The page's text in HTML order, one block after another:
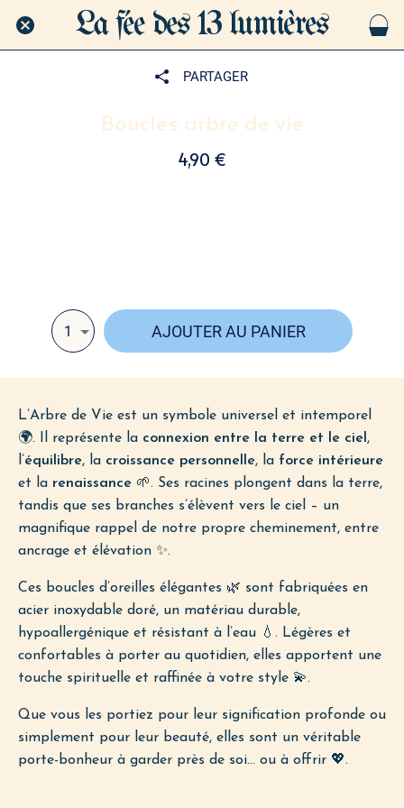
La fée des 13 lumières
PARTAGER
Boucles arbre de vie
4,90 €
1 AJOUTER AU PANIER
L’Arbre de Vie est un symbole universel et intemporel
🌍. Il représente la connexion entre la terre et le ciel ,
l’équilibre, la croissance personnelle, la force intérieure
et la renaissance 🌱. Ses racines plongent dans la terre,
tandis que ses branches s’élèvent vers le ciel – un
magnifique rappel de notre propre cheminement, entre
ancrage et élévation ✨.
Ces boucles d’oreilles élégantes 🌿 sont fabriquées en
acier inoxydable doré, un matériau durable,
hypoallergénique et résistant à l’eau 💧. Légères et
confortables à porter au quotidien, elles apportent une
touche spirituelle et raffinée à votre style 💫.
Que vous les portiez pour leur signification profonde ou
simplement pour leur beauté, elles sont un véritable
porte-bonheur à garder près de soi… ou à offrir 💖.